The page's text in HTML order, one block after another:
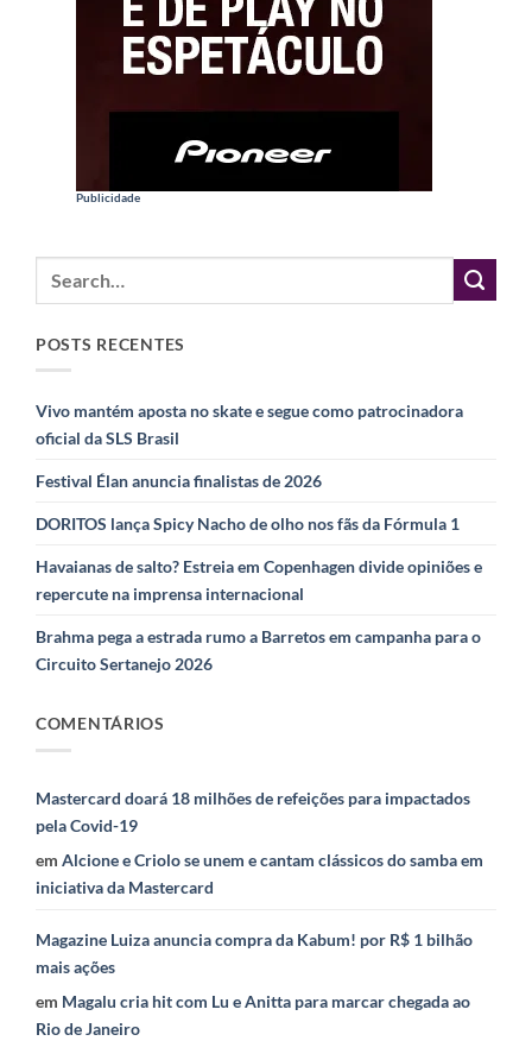
Publicidade
POSTS RECENTES
Vivo mantém aposta no skate e segue como patrocinadora
oficial da SLS Brasil
Festival Élan anuncia finalistas de 2026
DORITOS lança Spicy Nacho de olho nos fãs da Fórmula 1
Havaianas de salto? Estreia em Copenhagen divide opiniões e
repercute na imprensa internacional
Brahma pega a estrada rumo a Barretos em campanha para o
Circuito Sertanejo 2026
COMENTÁRIOS
Mastercard doará 18 milhões de refeições para impactados
pela Covid-19
em Alcione e Criolo se unem e cantam clássicos do samba em
iniciativa da Mastercard
Magazine Luiza anuncia compra da Kabum! por R$ 1 bilhão
mais ações
em Magalu cria hit com Lu e Anitta para marcar chegada ao
Rio de Janeiro